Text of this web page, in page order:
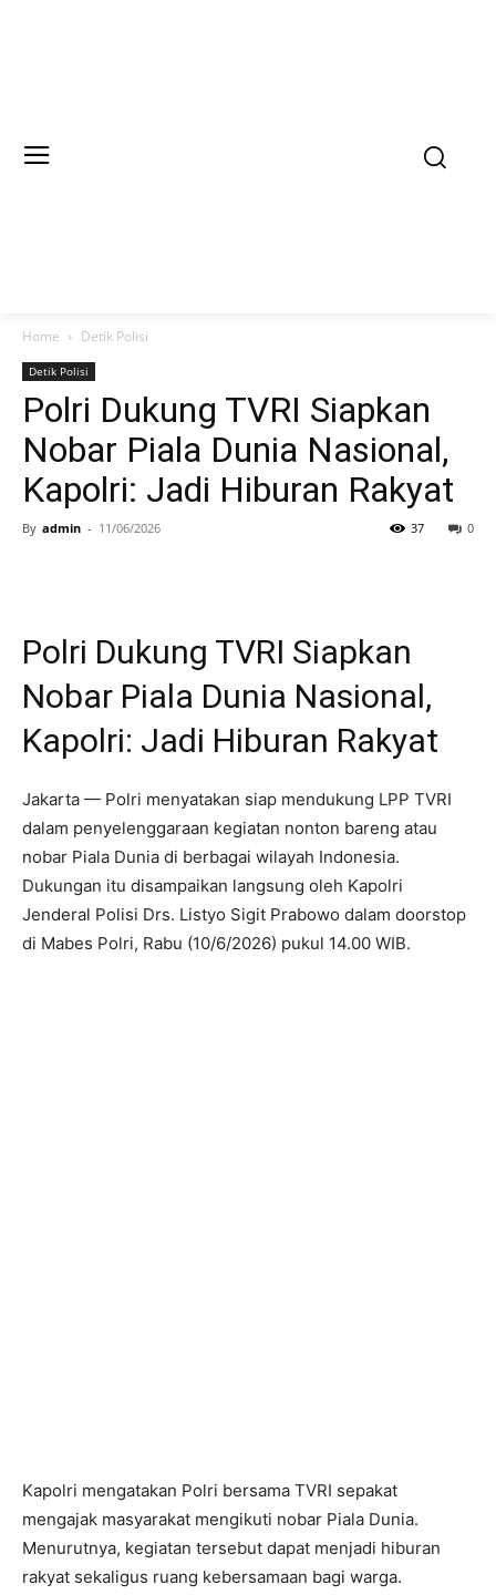
Home Detik Polisi
Detik Polisi
Polri Dukung TVRI Siapkan
Nobar Piala Dunia Nasional,
Kapolri: Jadi Hiburan Rakyat
By admin - 11/06/2026 0
37
Polri Dukung TVRI Siapkan
Nobar Piala Dunia Nasional,
Kapolri: Jadi Hiburan Rakyat
Jakarta — Polri menyatakan siap mendukung LPP TVRI
dalam penyelenggaraan kegiatan nonton bareng atau
nobar Piala Dunia di berbagai wilayah Indonesia.
Dukungan itu disampaikan langsung oleh Kapolri
Jenderal Polisi Drs. Listyo Sigit Prabowo dalam doorstop
di Mabes Polri, Rabu (10/6/2026) pukul 14.00 WIB.
Kapolri mengatakan Polri bersama TVRI sepakat
mengajak masyarakat mengikuti nobar Piala Dunia.
Menurutnya, kegiatan tersebut dapat menjadi hiburan
rakyat sekaligus ruang kebersamaan bagi warga.